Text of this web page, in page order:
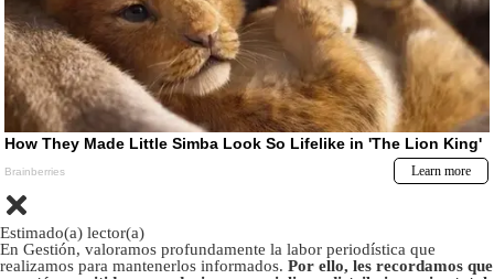
Estimado(a) lector(a)
En Gestión, valoramos profundamente la labor periodística que
realizamos para mantenerlos informados. Por ello, les recordamos que